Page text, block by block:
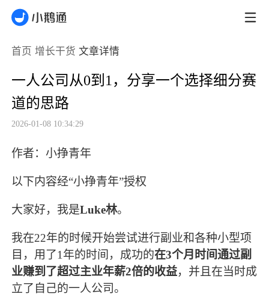
首页 增长干货 文章详情
一人公司从0到1，分享一个选择细分赛
道的思路
2026-01-08 10:34:29
作者：小挣青年
以下内容经“小挣青年”授权
大家好，我是Luke林。
我在22年的时候开始尝试进行副业和各种小型项
目，用了1年的时间，成功的在3个月时间通过副
业赚到了超过主业年薪2倍的收益，并且在当时成
立了自己的一人公司。